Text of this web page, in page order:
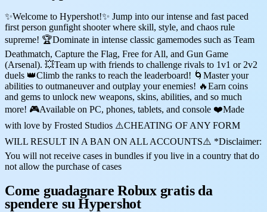
✨Welcome to Hypershot!✨ Jump into our intense and fast paced
first person gunfight shooter where skill, style, and chaos rule
supreme! 🏆Dominate in intense classic gamemodes such as Team
Deathmatch, Capture the Flag, Free for All, and Gun Game
(Arsenal). 💥Team up with friends to challenge rivals to 1v1 or 2v2
duels 👑Climb the ranks to reach the leaderboard! 🌀Master your
abilities to outmaneuver and outplay your enemies! 🔥Earn coins
and gems to unlock new weapons, skins, abilities, and so much
more! 🎮Available on PC, phones, tablets, and console ❤️Made
with love by Frosted Studios ⚠️CHEATING OF ANY FORM
WILL RESULT IN A BAN ON ALL ACCOUNTS⚠️ *Disclaimer:
You will not receive cases in bundles if you live in a country that do
not allow the purchase of cases
Come guadagnare Robux gratis da
spendere su Hypershot